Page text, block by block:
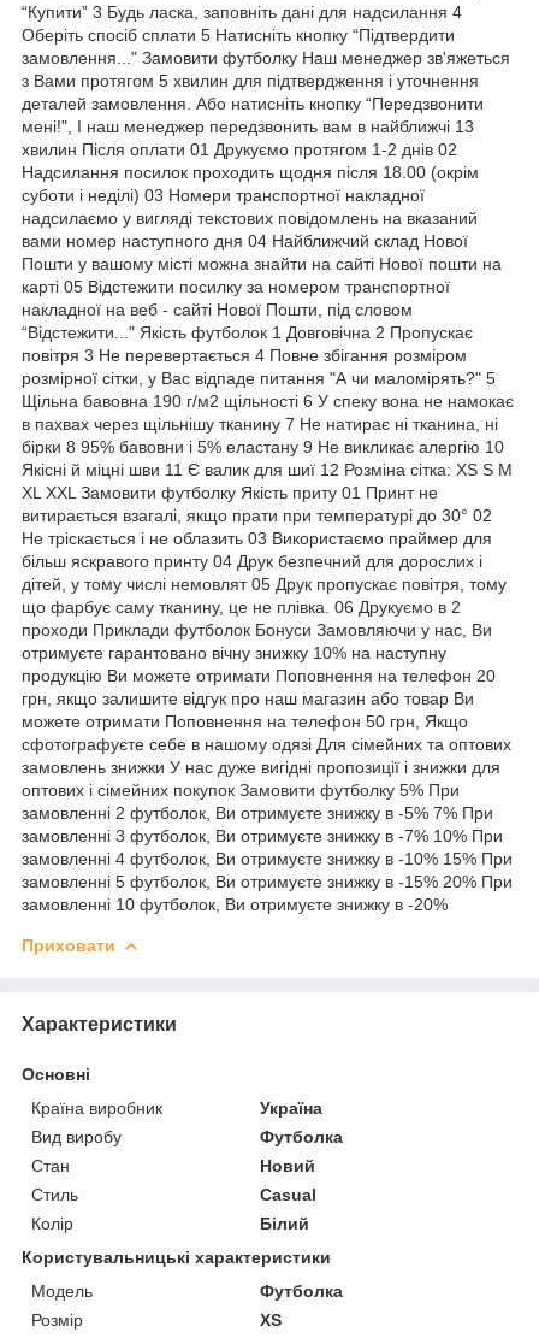
“Купити” 3 Будь ласка, заповніть дані для надсилання 4
Оберіть спосіб сплати 5 Натисніть кнопку “Підтвердити
замовлення..." Замовити футболку Наш менеджер зв'яжеться
з Вами протягом 5 хвилин для підтвердження і уточнення
деталей замовлення. Або натисніть кнопку “Передзвонити
мені!", І наш менеджер передзвонить вам в найближчі 13
хвилин Після оплати 01 Друкуємо протягом 1-2 днів 02
Надсилання посилок проходить щодня після 18.00 (окрім
суботи і неділі) 03 Номери транспортної накладної
надсилаємо у вигляді текстових повідомлень на вказаний
вами номер наступного дня 04 Найближчий склад Нової
Пошти у вашому місті можна знайти на сайті Нової пошти на
карті 05 Відстежити посилку за номером транспортної
накладної на веб - сайті Нової Пошти, під словом
“Відстежити..." Якість футболок 1 Довговічна 2 Пропускає
повітря 3 Не перевертається 4 Повне збігання розміром
розмірної сітки, у Вас відпаде питання "А чи маломірять?" 5
Щільна бавовна 190 г/м2 щільності 6 У спеку вона не намокає
в пахвах через щільнішу тканину 7 Не натирає ні тканина, ні
бірки 8 95% бавовни і 5% еластану 9 Не викликає алергію 10
Якісні й міцні шви 11 Є валик для шиї 12 Розміна сітка: XS S M
XL XXL Замовити футболку Якість приту 01 Принт не
витирається взагалі, якщо прати при температурі до 30° 02
Не тріскається і не облазить 03 Використаємо праймер для
більш яскравого принту 04 Друк безпечний для дорослих і
дітей, у тому числі немовлят 05 Друк пропускає повітря, тому
що фарбує саму тканину, це не плівка. 06 Друкуємо в 2
проходи Приклади футболок Бонуси Замовляючи у нас, Ви
отримуєте гарантовано вічну знижку 10% на наступну
продукцію Ви можете отримати Поповнення на телефон 20
грн, якщо залишите відгук про наш магазин або товар Ви
можете отримати Поповнення на телефон 50 грн, Якщо
сфотографуєте себе в нашому одязі Для сімейних та оптових
замовлень знижки У нас дуже вигідні пропозиції і знижки для
оптових і сімейних покупок Замовити футболку 5% При
замовленні 2 футболок, Ви отримуєте знижку в -5% 7% При
замовленні 3 футболок, Ви отримуєте знижку в -7% 10% При
замовленні 4 футболок, Ви отримуєте знижку в -10% 15% При
замовленні 5 футболок, Ви отримуєте знижку в -15% 20% При
замовленні 10 футболок, Ви отримуєте знижку в -20%
Приховати
Характеристики
Основні
Країна виробник
Україна
Вид виробу
Футболка
Стан
Новий
Стиль
Casual
Колір
Білий
Користувальницькі характеристики
Мoдель
Футболка
Розмір
XS